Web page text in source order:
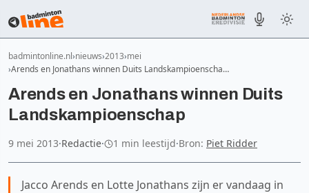
badmintonline.nl nieuws 2013 mei
Arends en Jonathans winnen Duits Landskampioenscha…
Arends en Jonathans winnen Duits
Landskampioenschap
9 mei 2013·Redactie· 1 min leestijd·Bron: Piet Ridder
Jacco Arends en Lotte Jonathans zijn er vandaag in